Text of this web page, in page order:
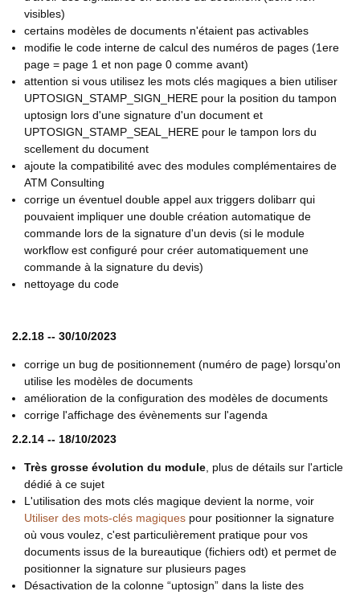
visibles)
certains modèles de documents n'étaient pas activables
modifie le code interne de calcul des numéros de pages (1ere
page = page 1 et non page 0 comme avant)
attention si vous utilisez les mots clés magiques a bien utiliser
UPTOSIGN_STAMP_SIGN_HERE pour la position du tampon
uptosign lors d'une signature d'un document et
UPTOSIGN_STAMP_SEAL_HERE pour le tampon lors du
scellement du document
ajoute la compatibilité avec des modules complémentaires de
ATM Consulting
corrige un éventuel double appel aux triggers dolibarr qui
pouvaient impliquer une double création automatique de
commande lors de la signature d'un devis (si le module
workflow est configuré pour créer automatiquement une
commande à la signature du devis)
nettoyage du code
2.2.18 -- 30/10/2023
corrige un bug de positionnement (numéro de page) lorsqu'on
utilise les modèles de documents
amélioration de la configuration des modèles de documents
corrige l'affichage des évènements sur l'agenda
2.2.14 -- 18/10/2023
Très grosse évolution du module, plus de détails sur l'article
dédié à ce sujet
L'utilisation des mots clés magique devient la norme, voir
Utiliser des mots-clés magiques pour positionner la signature
où vous voulez, c'est particulièrement pratique pour vos
documents issus de la bureautique (fichiers odt) et permet de
positionner la signature sur plusieurs pages
Désactivation de la colonne “uptosign” dans la liste des